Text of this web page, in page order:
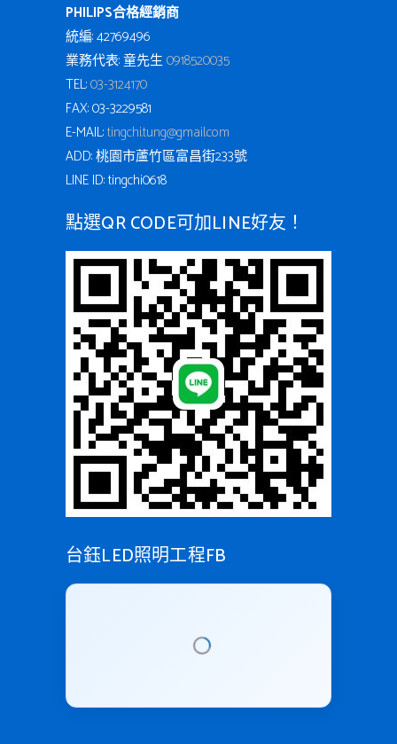
PHILIPS合格經銷商
統編: 42769496
業務代表: 童先生0918520035
TEL:03-3124170
FAX: 03-3229581
E-MAIL:tingchi.tung@gmail.com
ADD: 桃園市蘆竹區富昌街233號
LINE ID: tingchi0618
點選QR CODE可加LINE好友！
台鈺LED照明工程FB